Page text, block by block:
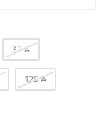
32 А
125 А